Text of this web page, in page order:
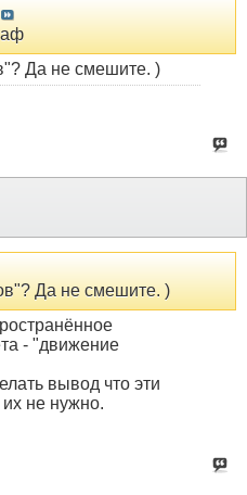
Да не смешите. )
Да не смешите. )
- "движение
вывод что эти
не нужно.